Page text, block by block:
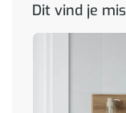
Dit vind je